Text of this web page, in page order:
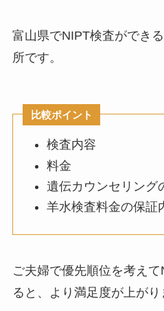
富山県でNIPT検査ができ
所です。
比較ポイント
検査内容
料金
遺伝カウンセリング
羊水検査料金の保証
ご夫婦で優先順位を考え
ると、より満足度が上がり